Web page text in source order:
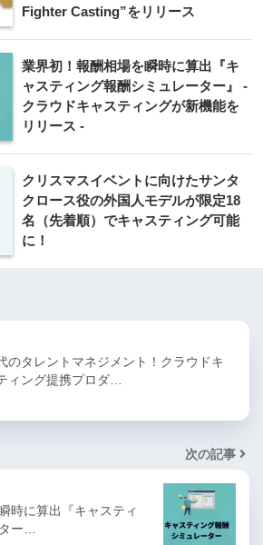
Fighter Casting”をリリース
業界初！報酬相場を瞬時に算出『キ
ャスティング報酬シミュレーター』 -
クラウドキャスティングが新機能を
リリース -
クリスマスイベントに向けたサンタ
クロース役の外国人モデルが限定18
名（先着順）でキャスティング可能
に！
のタレントマネジメント！クラウドキ
ィング提携プロダ…
次の記事
時に算出『キャスティ
ー…